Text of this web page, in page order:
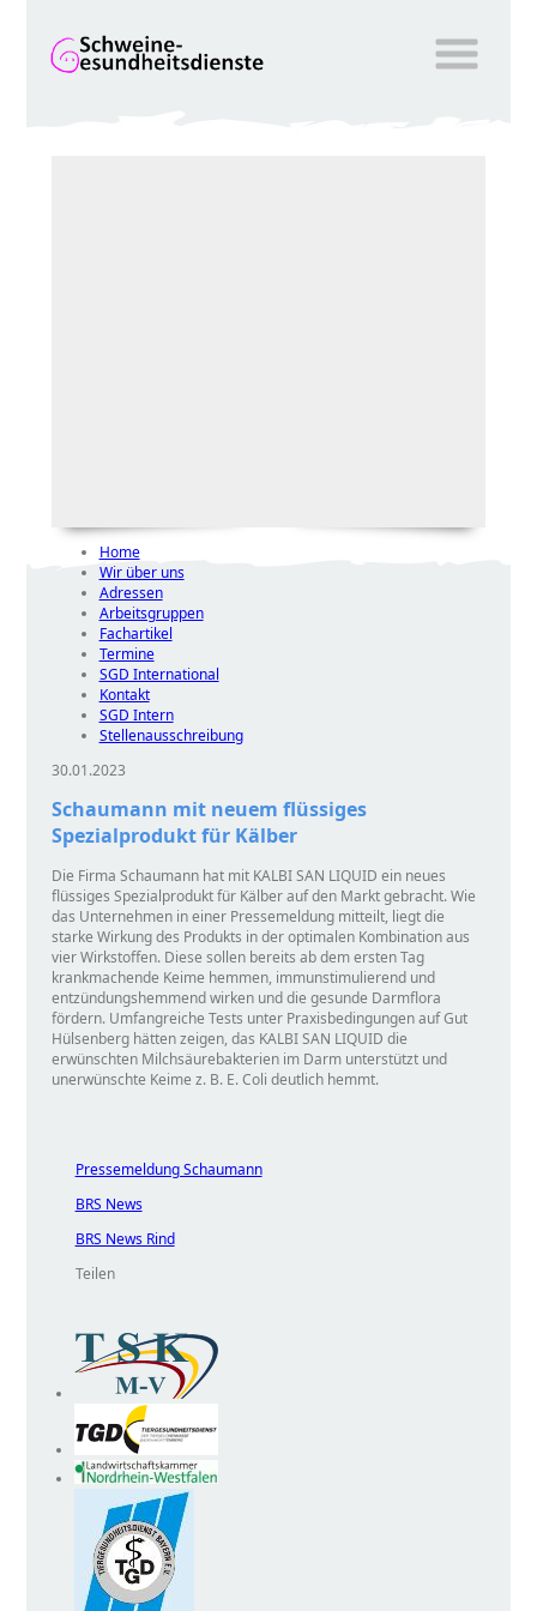
Home
Wir über uns
Adressen
Arbeitsgruppen
Fachartikel
Termine
SGD International
Kontakt
SGD Intern
Stellenausschreibung
30.01.2023
Schaumann mit neuem flüssiges
Spezialprodukt für Kälber
Die Firma Schaumann hat mit KALBI SAN LIQUID ein neues
flüssiges Spezialprodukt für Kälber auf den Markt gebracht. Wie
das Unternehmen in einer Pressemeldung mitteilt, liegt die
starke Wirkung des Produkts in der optimalen Kombination aus
vier Wirkstoffen. Diese sollen bereits ab dem ersten Tag
krankmachende Keime hemmen, immunstimulierend und
entzündungshemmend wirken und die gesunde Darmflora
fördern. Umfangreiche Tests unter Praxisbedingungen auf Gut
Hülsenberg hätten zeigen, das KALBI SAN LIQUID die
erwünschten Milchsäurebakterien im Darm unterstützt und
unerwünschte Keime z. B. E. Coli deutlich hemmt.
Pressemeldung Schaumann
BRS News
BRS News Rind
Teilen